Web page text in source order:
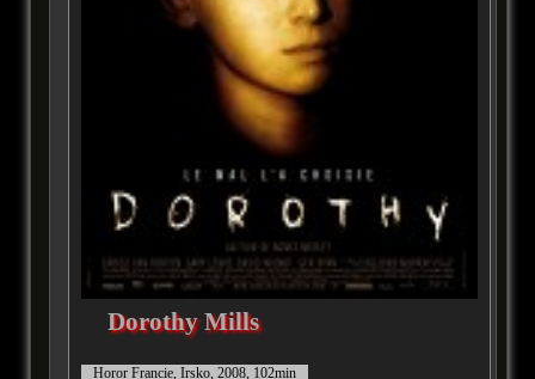
Dorothy Mills
Horor Francie, Irsko, 2008, 102min